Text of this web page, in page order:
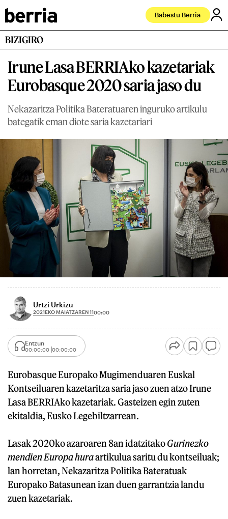
Babestu Berria
BIZIGIRO
Irune Lasa BERRIAko kazetariak
Eurobasque 2020 saria jaso du
Nekazaritza Politika Bateratuaren inguruko artikulu
bategatik eman diote saria kazetariari
Urtzi Urkizu
2021EKO MAIATZAREN 1100:00
Entzun
00:00:00 00:00:00
Eurobasque Europako Mugimenduaren Euskal
Kontseiluaren kazetaritza saria jaso zuen atzo Irune
Lasa BERRIAko kazetariak. Gasteizen egin zuten
ekitaldia, Eusko Legebiltzarrean.
Lasak 2020ko azaroaren 8an idatzitakoGurinezko
mendien Europa huraartikulua saritu du kontseiluak;
lan horretan, Nekazaritza Politika Bateratuak
Europako Batasunean izan duen garrantzia landu
zuen kazetariak.